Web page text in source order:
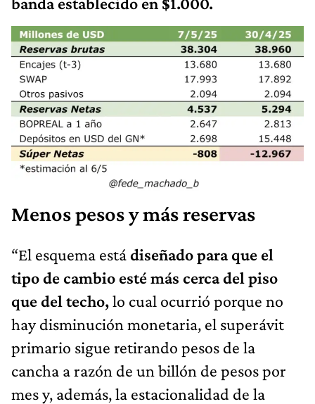
Menos pesos y más reservas
“El esquema estádiseñado para que el
tipo de cambio esté más cerca del piso
que del techo,lo cual ocurrió porque no
hay disminución monetaria, el superávit
primario sigue retirando pesos de la
cancha a razón de un billón de pesos por
mes y, además, la estacionalidad de la